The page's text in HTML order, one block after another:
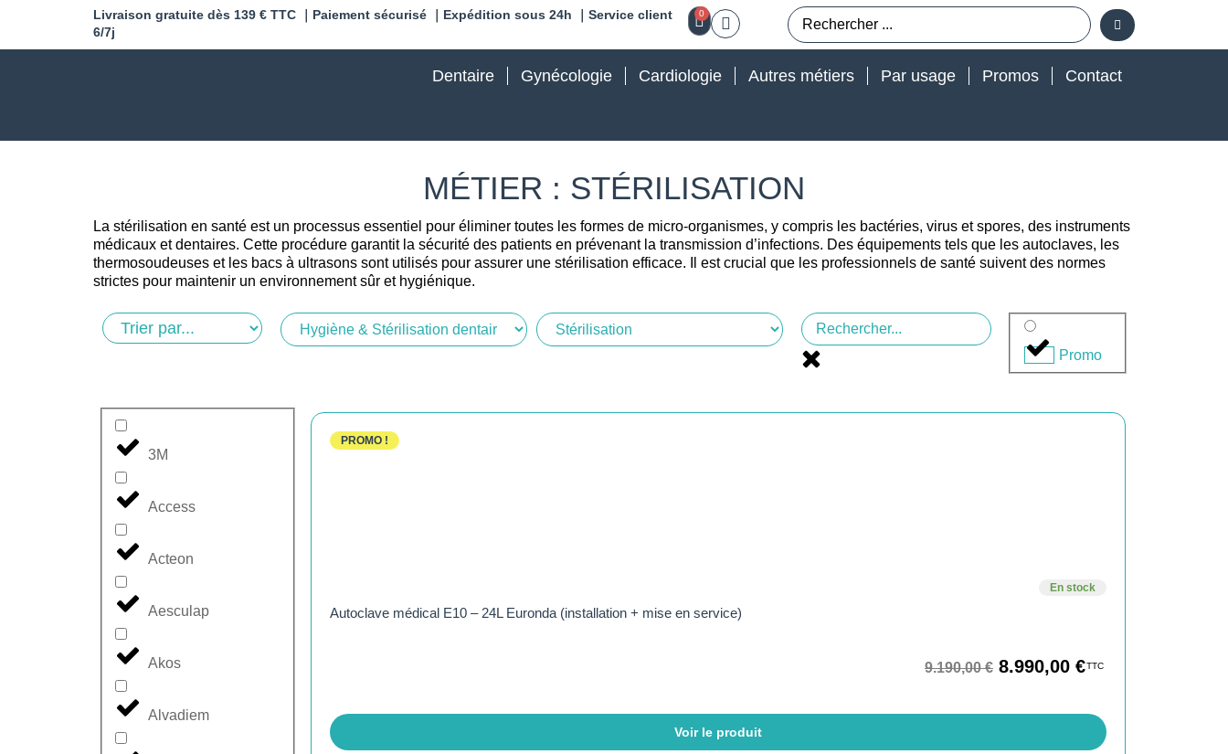
Livraison gratuite dès 139 € TTC ｜Paiement sécurisé ｜Expédition sous 24h ｜Service client
6/7j
0
Dentaire Gynécologie Cardiologie Autres métiers Par usage Promos Contact
MÉTIER : STÉRILISATION
La stérilisation en santé est un processus essentiel pour éliminer toutes les formes de micro-organismes, y compris les bactéries, virus et spores, des instruments
médicaux et dentaires. Cette procédure garantit la sécurité des patients en prévenant la transmission d’infections. Des équipements tels que les autoclaves, les
thermosoudeuses et les bacs à ultrasons sont utilisés pour assurer une stérilisation efficace. Il est crucial que les professionnels de santé suivent des normes
strictes pour maintenir un environnement sûr et hygiénique.
Promo
3M
Access
Acteon
Aesculap
Akos
Alvadiem
PROMO !
En stock
Autoclave médical E10 – 24L Euronda (installation + mise en service)
9.190,00€ 8.990,00 €TTC
Voir le produit